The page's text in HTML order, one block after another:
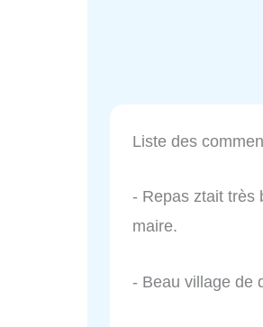
Liste des
- Repas ztait très
maire.
- Beau village de